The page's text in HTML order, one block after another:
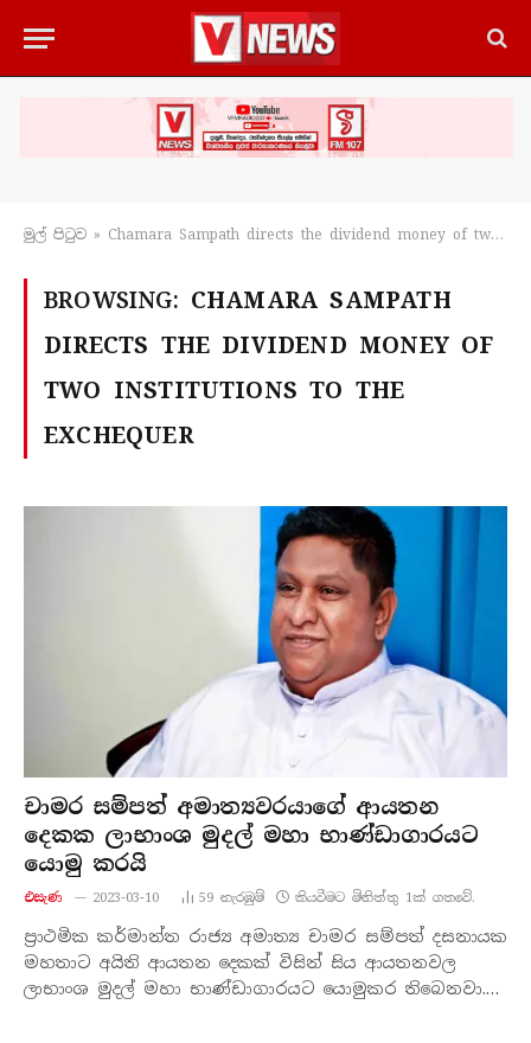
මුල් පිටු​ව » Chamara Sampath directs the dividend money of two institutions to the exchequer
BROWSING: CHAMARA SAMPATH
DIRECTS THE DIVIDEND MONEY OF
TWO INSTITUTIONS TO THE
EXCHEQUER
චාමර සම්පත් අමාත්‍යවරයාගේ ආයතන
දෙකක ලාභාංශ මුදල් මහා භාණ්ඩාගාරයට
යොමු කරයි
එසැණ 2023-03-10 59 නැරඹු​ම් කියවීමට මිනිත්තු 1ක් ගතවේ.
ප්‍රාථමික කර්මාන්ත රාජ්‍ය අමාත්‍ය චාමර සම්පත් දසනායක
මහතාට අයිති ආයතන දෙකක් විසින් සිය ආයතනවල
ලාභාංශ මුදල් මහා භාණ්ඩාගාරයට යොමුකර තිබෙනවා.…